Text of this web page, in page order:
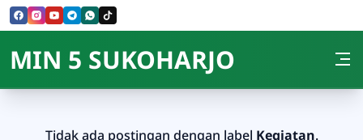
Skip to Content
MIN 5 SUKOHARJO
Tidak ada postingan dengan label Kegiatan.